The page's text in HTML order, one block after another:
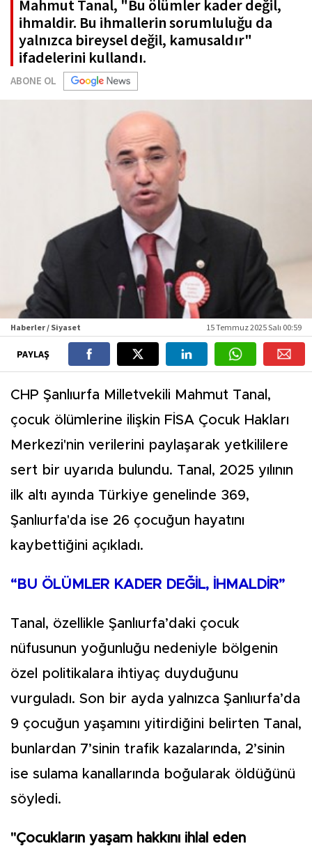
Mahmut Tanal, "Bu ölümler kader değil,
ihmaldir. Bu ihmallerin sorumluluğu da
yalnızca bireysel değil, kamusaldır"
ifadelerini kullandı.
ABONE OL
Haberler / Siyaset 15 Temmuz 2025 Salı 00:59
PAYLAŞ
CHP Şanlıurfa Milletvekili Mahmut Tanal,
çocuk ölümlerine ilişkin FİSA Çocuk Hakları
Merkezi'nin verilerini paylaşarak yetkililere
sert bir uyarıda bulundu. Tanal, 2025 yılının
ilk altı ayında Türkiye genelinde 369,
Şanlıurfa'da ise 26 çocuğun hayatını
kaybettiğini açıkladı.
“BU ÖLÜMLER KADER DEĞİL, İHMALDİR”
Tanal, özellikle Şanlıurfa’daki çocuk
nüfusunun yoğunluğu nedeniyle bölgenin
özel politikalara ihtiyaç duyduğunu
vurguladı. Son bir ayda yalnızca Şanlıurfa’da
9 çocuğun yaşamını yitirdiğini belirten Tanal,
bunlardan 7’sinin trafik kazalarında, 2’sinin
ise sulama kanallarında boğularak öldüğünü
söyledi.
"Çocukların yaşam hakkını ihlal eden